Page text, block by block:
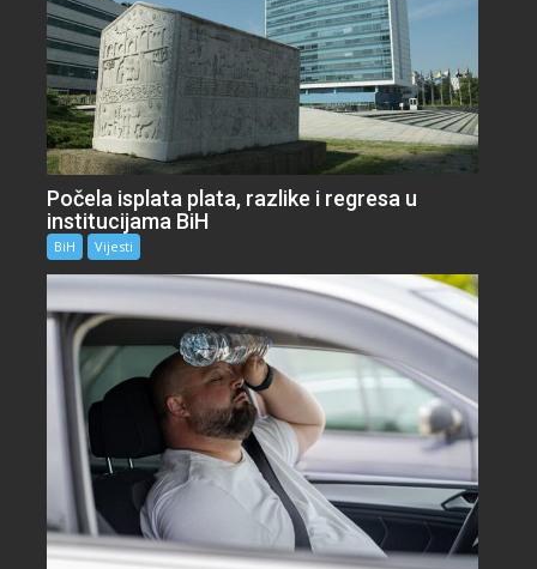
Počela isplata plata, razlike i regresa u
institucijama BiH
BiH Vijesti